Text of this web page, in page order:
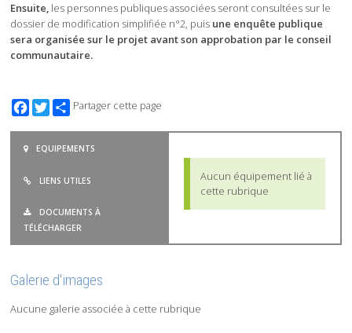
Ensuite,les personnes publiques associées seront consultées sur le
dossier de modification simplifiée n°2, puis une enquête publique
sera organisée sur le projet avant son approbation par le conseil
communautaire.
Facebook
TwitterPartager cette page
EQUIPEMENTS
LIENS UTILES
DOCUMENTS À
TÉLÉCHARGER
Aucun équipement lié à
cette rubrique
Galerie d'images
Aucune galerie associée à cette rubrique